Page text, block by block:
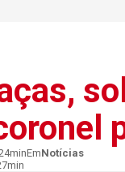
EmNotícias